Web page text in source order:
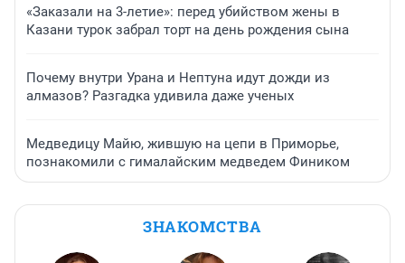
«Заказали на 3-летие»: перед убийством жены в
Казани турок забрал торт на день рождения сына
Почему внутри Урана и Нептуна идут дожди из
алмазов? Разгадка удивила даже ученых
Медведицу Майю, жившую на цепи в Приморье,
познакомили с гималайским медведем Фиником
ЗНАКОМСТВА